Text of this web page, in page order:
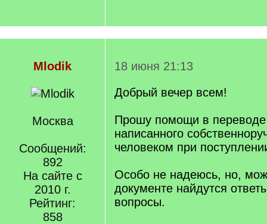
Mlodik
Москва
Сообщений:
892
На сайте с
2010 г.
Рейтинг:
858
18 июня 21:13
Добрый вечер всем!
Прошу помощи в переводе
написанного
человеком при
Особо не надеюсь, но,
документе найдутся
вопросы.